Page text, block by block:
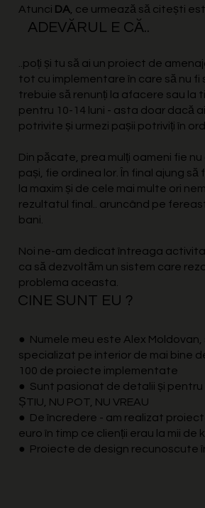
Atunci DA , ce urmează să citești
ADEVĂRUL E CĂ..
..poți și tu să ai un proiect de
tot cu implementare în care să nu fi
trebuie să renunți la afacere sau la
pentru 10-14 luni - asta doar dacă
potrivite și urmezi pașii potriviți în
Din păcate, prea mulți oameni fie
pași, fie ordinea lor. În final ajung să
la maxim și de cele mai multe ori
rezultatul final.. aruncând pe
bani.
Noi ne-am dedicat întreaga
ca să dezvoltăm un sistem care
problema aceasta.
CINE SUNT EU ?
● Numele meu este Alex
specializat pe interior de mai bine
100 de proiecte implementate
● Sunt pasionat de detalii și pentru
ȘTIU, NU POT, NU VREAU
● De încredere - am realizat
euro în timp ce clienții erau la mii de
● Proiecte de design recunoscute